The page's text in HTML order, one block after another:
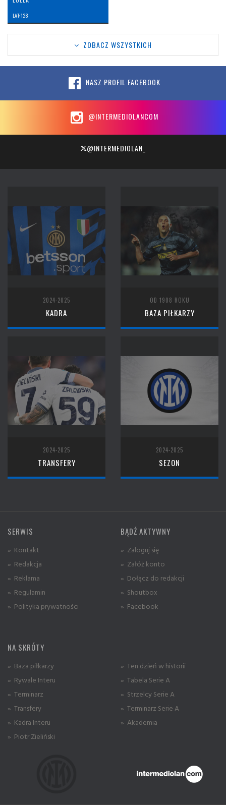
LAT: 128
ZOBACZ WSZYSTKICH
NASZ PROFIL FACEBOOK
@INTERMEDIOLANCOM
@INTERMEDIOLAN_
2024-2025
KADRA
OD 1908 ROKU
BAZA PIŁKARZY
2024-2025
TRANSFERY
2024-2025
SEZON
SERWIS
» Kontakt
» Redakcja
» Reklama
» Regulamin
» Polityka prywatności
BĄDŹ AKTYWNY
» Zaloguj się
» Załóż konto
» Dołącz do redakcji
» Shoutbox
» Facebook
NA SKRÓTY
» Baza piłkarzy
» Rywale Interu
» Terminarz
» Transfery
» Kadra Interu
» Piotr Zieliński
» Ten dzień w historii
» Tabela Serie A
» Strzelcy Serie A
» Terminarz Serie A
» Akademia